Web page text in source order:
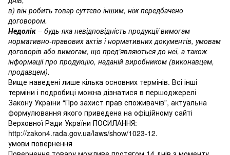
в) він робить товар суттєво іншим, ніж передбачено
договором.
Недолік – будь-яка невідповідність продукції вимогам
нормативно-правових актів і нормативних документів, умовам
договорів або вимогам, що пред’являються до неї, а також
інформації про продукцію, наданій виробником (виконавцем,
продавцем).
Вище наведені лише кілька основних термінів. Всі інші
терміни і подробиці можна дізнатися в першоджерелі
Закону України “Про захист прав споживачів”, актуальна
формулювання якого приведена на офіційному сайті
Верховної Ради України ПОСИЛАННЯ:
http://zakon4.rada.gov.ua/laws/show/1023-12.
умови повернення